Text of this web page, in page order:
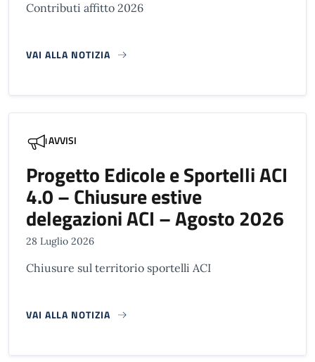
Contributi affitto 2026
VAI ALLA NOTIZIA
AVVISI
Progetto Edicole e Sportelli ACI
4.0 – Chiusure estive
delegazioni ACI – Agosto 2026
28 Luglio 2026
Chiusure sul territorio sportelli ACI
VAI ALLA NOTIZIA